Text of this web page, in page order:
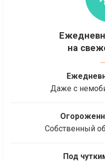
на
Даже с
Собственный
Под